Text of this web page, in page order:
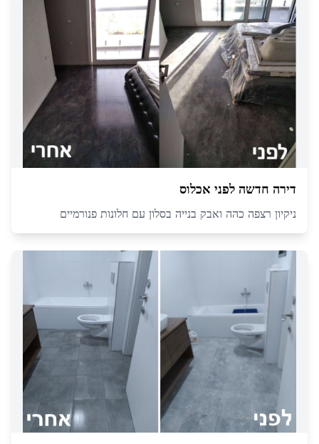
דירה חדשה לפני אכלוס
ניקיון רצפה כהה ואבק בנייה בסלון עם חלונות פנורמיים